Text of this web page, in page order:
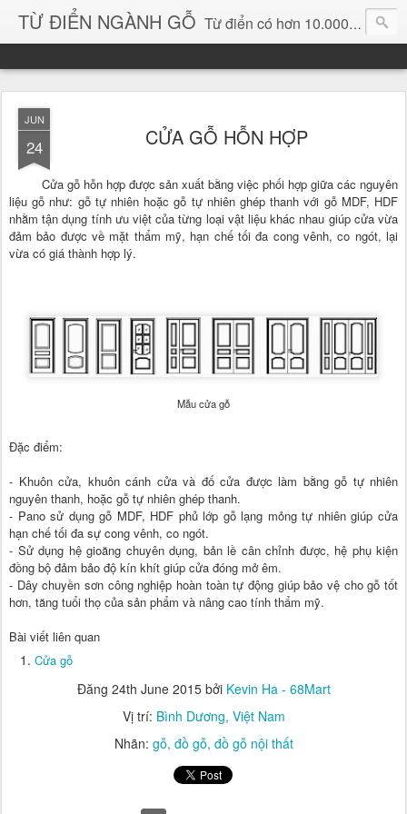
TỪ ĐIỂN NGÀNH GỖ Từ điển có hơn 10.000 từ chuyên ngành gỗ và hình ảnh, video, phần mềm chuyên ngành gỗ. chuyên dùng tìm kiếm, thông tin, vật liệu mới, sản phẩm, ý tưởng, thiết kế, sản xuất, thương mại ngành gỗ...
JUN
24 CỬA GỖ HỖN HỢP
Cửa gỗ hỗn hợp được sản xuất bằng việc phối hợp giữa các nguyên
liệu gỗ như: gỗ tự nhiên hoặc gỗ tự nhiên ghép thanh với gỗ MDF, HDF
nhằm tận dụng tính ưu việt của từng loại vật liệu khác nhau giúp cửa vừa
đảm bảo được về mặt thẩm mỹ, hạn chế tối đa cong vênh, co ngót, lại
vừa có giá thành hợp lý.
Mẫu cửa gỗ
Đặc điểm:
- Khuôn cửa, khuôn cánh cửa và đố cửa được làm bằng gỗ tự nhiên
nguyên thanh, hoặc gỗ tự nhiên ghép thanh.
- Pano sử dụng gỗ MDF, HDF phủ lớp gỗ lạng mỏng tự nhiên giúp cửa
hạn chế tối đa sự cong vênh, co ngót.
- Sử dụng hệ gioăng chuyên dụng, bản lề cân chỉnh được, hệ phụ kiện
đồng bộ đảm bảo độ kín khít giúp cửa đóng mở êm.
- Dây chuyền sơn công nghiệp hoàn toàn tự động giúp bảo vệ cho gỗ tốt
hơn, tăng tuổi thọ của sản phẩm và nâng cao tính thẩm mỹ.
Bài viết liên quan
Cửa gỗ
Đăng 24th June 2015bởi Kevin Ha - 68Mart
Vị trí: Bình Dương, Việt Nam
Nhãn: gỗ đồ gỗ đồ gỗ nội thất